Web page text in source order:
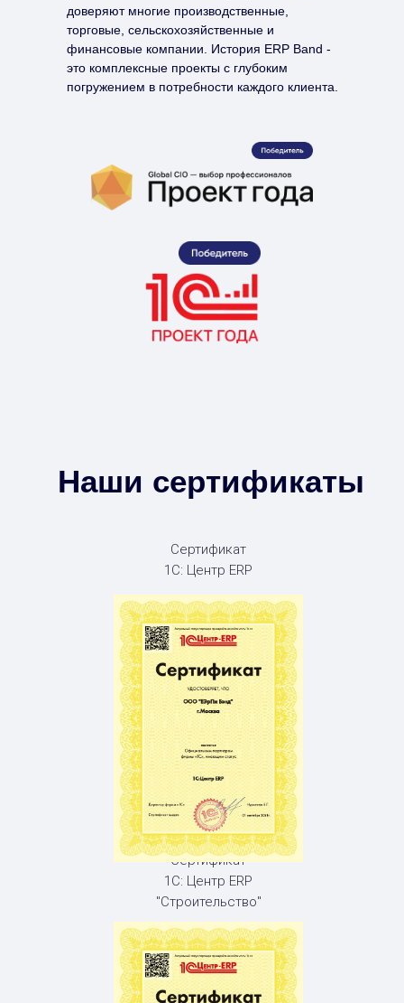
доверяют многие производственные,
торговые, сельскохозяйственные и
финансовые компании. История ERP Band -
это комплексные проекты с глубоким
погружением в потребности каждого клиента.
Наши сертификаты
Сертификат
1С: Центр ERP
Сертификат
1С: Центр ERP
"Строительство"